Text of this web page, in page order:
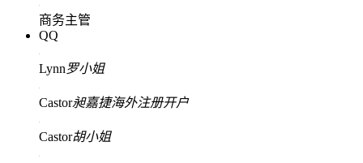
商务主管
QQ
Lynn罗小姐
Castor昶嘉捷海外注册开户
Castor胡小姐